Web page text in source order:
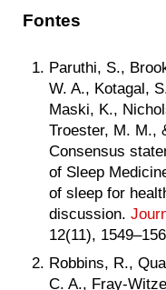
Fontes
Paruthi, S.,
W. A., Kotagal,
Maski, K.,
Troester, M. M.,
Consensus
of Sleep
of sleep for
discussion.
12(11),
Robbins, R.,
C. A., Fray-